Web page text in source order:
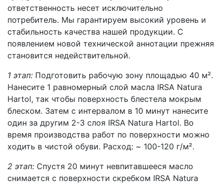
ответственность несет исключительно
потребитель. Мы гарантируем высокий уровень и
стабильность качества нашей продукции. С
появлением новой технической аннотации прежняя
становится недействительной.
1 этап: Подготовить рабочую зону площадью 40 м².
Нанесите 1 равномерный слой масла IRSA Natura
Hartol, так чтобы поверхность блестела мокрым
блеском. Затем с интервалом в 10 минут нанесите
один за другим 2-3 слоя IRSA Natura Hartol. Во
время производства работ по поверхности можно
ходить в чистой обуви. Расход: ~ 100-120 г/м².
2 этап: Спустя 20 минут невпитавшееся масло
снимается с поверхности скребком IRSA Natura